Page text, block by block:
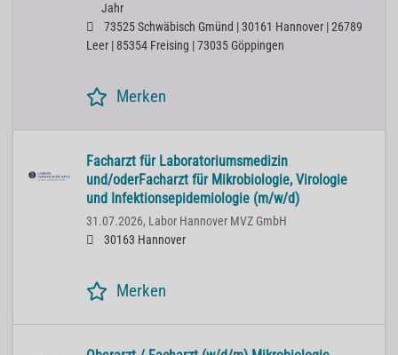
Jahr
73525 Schwäbisch Gmünd | 30161 Hannover | 26789
Leer | 85354 Freising | 73035 Göppingen
Merken
Facharzt für Laboratoriumsmedizin
und/oderFacharzt für Mikrobiologie, Virologie
und Infektionsepidemiologie (m/w/d)
31.07.2026, Labor Hannover MVZ GmbH
30163 Hannover
Merken